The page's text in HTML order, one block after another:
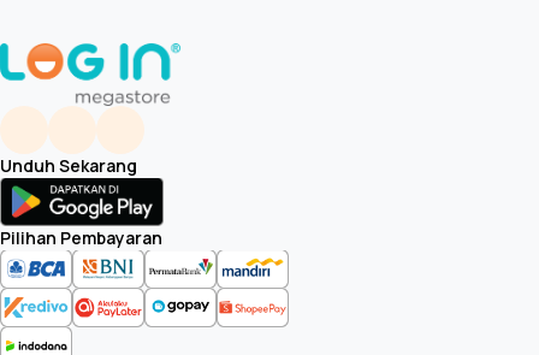
Unduh Sekarang
Pilihan Pembayaran